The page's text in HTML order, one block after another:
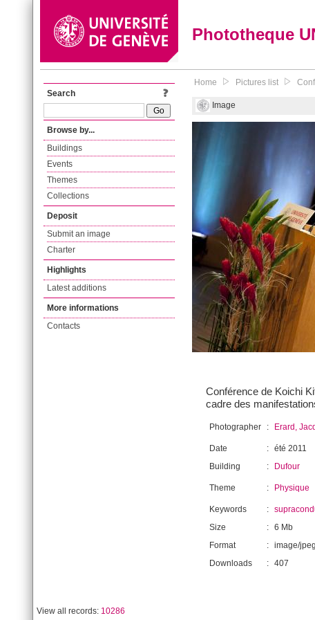
Phototheque
Search
Browse by...
Buildings
Events
Themes
Collections
Deposit
Submit an image
Charter
Highlights
Latest additions
More informations
Contacts
Home Pictures list
Image
Conférence de Koichi
cadre des
Photographer : Erard,
Date : été 2011
Building
: Dufour
Theme : Physique
Keywords :
Size
: 6 Mb
Format
: image/jpeg
Downloads
: 407
View all records: 10286